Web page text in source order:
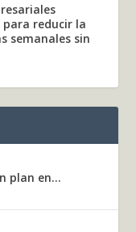
reducir la
semanales sin
plan en...